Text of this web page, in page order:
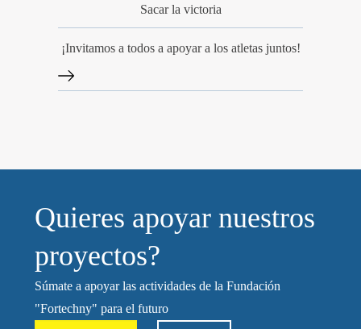
Sacar la victoria
¡Invitamos a todos a apoyar a los atletas juntos!
Quieres apoyar nuestros
proyectos?
Súmate a apoyar las actividades de la Fundación
"Fortechny" para el futuro